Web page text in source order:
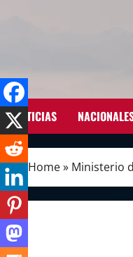
NOTICIAS
Home» Ministerio